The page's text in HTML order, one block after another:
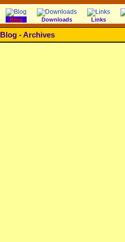
Blog Downloads Links
Blog - Archives